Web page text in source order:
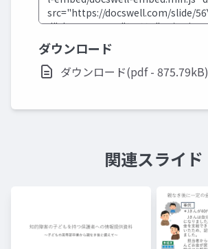
ダウンロード
ダウンロード(pdf - 875.79kB)
関連スライド